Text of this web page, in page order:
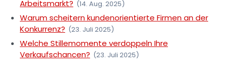
Arbeitsmarkt? (14. Aug. 2025)
Warum scheitern kundenorientierte Firmen an der
Konkurrenz? (23. Juli 2025)
Welche Stillemomente verdoppeln Ihre
Verkaufschancen? (23. Juli 2025)